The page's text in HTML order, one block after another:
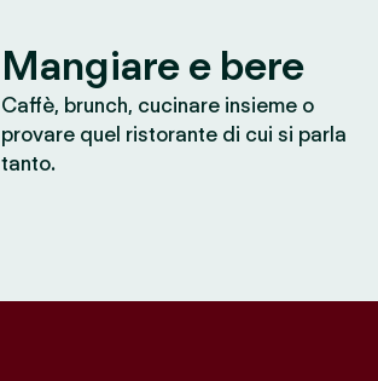
Mangiare e bere
Caffè, brunch, cucinare insieme o
provare quel ristorante di cui si parla
tanto.